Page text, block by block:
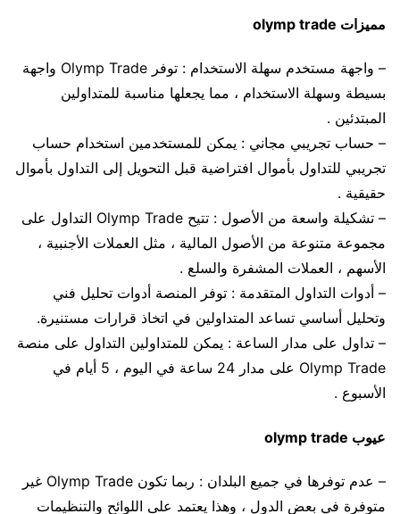
مميزات olymp trade
– واجهة مستخدم سهلة الاستخدام : توفر Olymp Trade واجهة
بسيطة وسهلة الاستخدام ، مما يجعلها مناسبة للمتداولين
المبتدئين .
– حساب تجريبي مجاني : يمكن للمستخدمين استخدام حساب
تجريبي للتداول بأموال افتراضية قبل التحويل إلى التداول بأموال
حقيقية .
– تشكيلة واسعة من الأصول : تتيح Olymp Trade التداول على
مجموعة متنوعة من الأصول المالية ، مثل العملات الأجنبية ،
الأسهم ، العملات المشفرة والسلع .
– أدوات التداول المتقدمة : توفر المنصة أدوات تحليل فني
وتحليل أساسي تساعد المتداولين في اتخاذ قرارات مستنيرة.
– تداول على مدار الساعة : يمكن للمتداولين التداول على منصة
Olymp Trade على مدار 24 ساعة في اليوم ، 5 أيام في
الأسبوع .
عيوب olymp trade
– عدم توفرها في جميع البلدان : ربما تكون Olymp Trade غير
متوفرة في بعض الدول ، وهذا يعتمد على اللوائح والتنظيمات